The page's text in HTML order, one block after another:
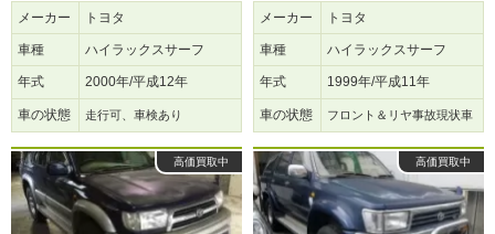
メーカー トヨタ
車種 ハイラックスサーフ
年式 2000年/平成12年
車の状態 走行可、車検あり
メーカー トヨタ
車種 ハイラックスサーフ
年式 1999年/平成11年
車の状態 フロント＆リヤ事故現状車
高価買取中 高価買取中